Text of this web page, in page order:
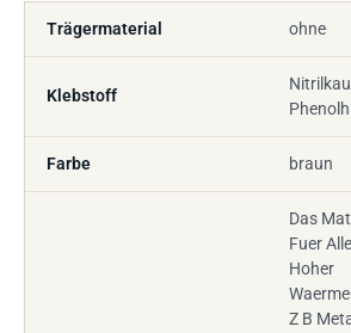
Trägermaterial ohne
Klebstoff
Farbe braun
Das
Fuer
Hoher
Z B